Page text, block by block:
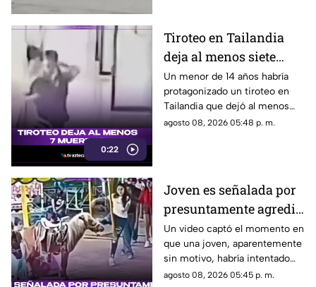
0:22
Tiroteo en Tailandia
deja al menos siete
muertos
Un menor de 14 años habría
protagonizado un tiroteo en
Tailandia que dejó al menos
siete personas muertas, entre
agosto 08, 2026 05:48 p. m.
Joven es señalada por
presuntamente agredir
a un pony en feria de
Pueblo Mágico
Un video captó el momento en
que una joven, aparentemente
sin motivo, habría intentado
agredir a un pequeño pony.
agosto 08, 2026 05:45 p. m.